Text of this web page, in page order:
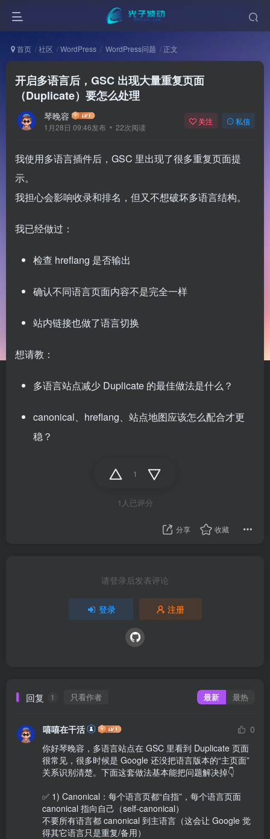
首页 社区 WordPress WordPress问题 正文
开启多语言后，GSC 出现大量重复页面
（Duplicate）要怎么处理
琴晚容
1月28日 09:46发布 22次阅读
关注 私信
我使用多语言插件后，GSC 里出现了很多重复页面提
示。
我担心会影响收录和排名，但又不想破坏多语言结构。
我已经做过：
检查 hreflang 是否输出
确认不同语言页面内容不是完全一样
站内链接也做了语言切换
想请教：
多语言站点减少 Duplicate 的最佳做法是什么？
canonical、hreflang、站点地图应该怎么配合才更
稳？
1
1人已评分
分享 收藏
请登录后发表评论
登录 注册
回复 1 只看作者 最新 最热
嘻嘻在干活
0
你好琴晚容，多语言站点在 GSC 里看到 Duplicate 页面
很常见，很多时候是 Google 还没把语言版本的“主页面”
关系识别清楚。下面这套做法基本能把问题解决掉👇
✅ 1) Canonical：每个语言页都“自指”，每个语言页面
canonical 指向自己（self-canonical）
不要所有语言都 canonical 到主语言（这会让 Google 觉
得其它语言只是重复/备用）